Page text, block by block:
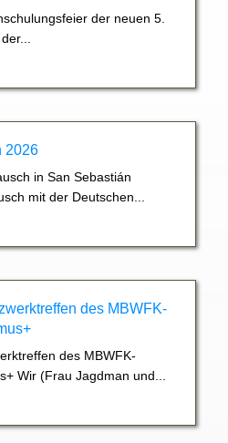
der neuen 5.
2026
in San Sebastián
mit der Deutschen...
des MBWFK-
des MBWFK-
Wir (Frau Jagdman und...